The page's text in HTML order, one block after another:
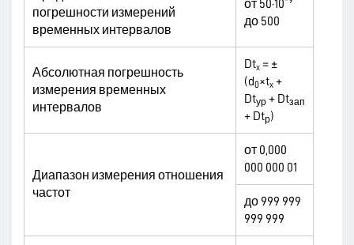
погрешности измерений
временных интервалов
от 50·10
до 500
Абсолютная погрешность
измерения временных
интервалов
Dtx = ±
(d0×tx +
Dtур + Dtзап
+ Dtр)
Диапазон измерения отношения
частот
от 0,000
000 000 01
до 999 999
999 999